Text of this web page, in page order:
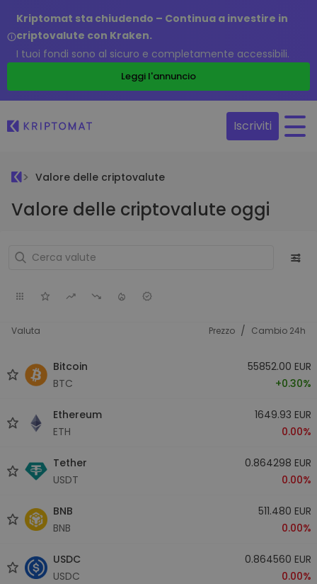
Kriptomat sta chiudendo – Continua a investire in
criptovalute con Kraken.
I tuoi fondi sono al sicuro e completamente accessibili.
Leggi l'annuncio
Iscriviti
Valore delle criptovalute
Valore delle criptovalute oggi
Valuta Prezzo / Cambio 24h
Bitcoin
BTC
55852.00 EUR
+0.30%
Ethereum
ETH
1649.93 EUR
0.00%
Tether
USDT
0.864298 EUR
0.00%
BNB
BNB
511.480 EUR
0.00%
USDC
USDC
0.864560 EUR
0.00%